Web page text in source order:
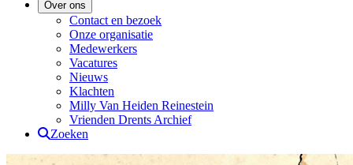
Over ons
Contact en bezoek
Onze organisatie
Medewerkers
Vacatures
Nieuws
Klachten
Milly Van Heiden Reinestein
Vrienden Drents Archief
Zoeken